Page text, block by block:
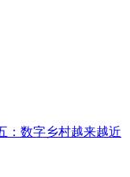
：数字乡村越来越近